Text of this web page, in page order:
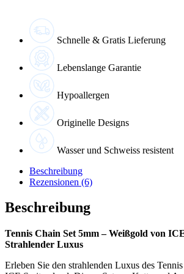
Schnelle & Gratis Lieferung
Lebenslange Garantie
Hypoallergen
Originelle Designs
Wasser und Schweiss resistent
Beschreibung
Rezensionen (6)
Beschreibung
Tennis Chain Set 5mm – Weißgold von
Strahlender Luxus
Erleben Sie den strahlenden Luxus des